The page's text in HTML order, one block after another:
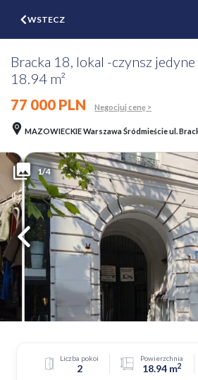
WSTECZ
Bracka 18, lokal -czynsz jedyne
18.94 m²
77 000 PLN
Negocjuj cenę >
MAZOWIECKIE Warszawa Śródmieście ul.
1/4
Liczba pokoi
2
Powierzchnia
18.94 m2